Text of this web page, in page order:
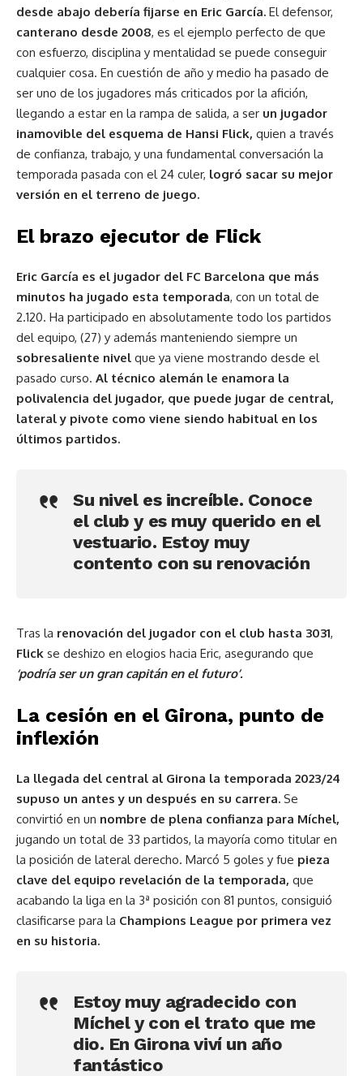
desde abajo debería fijarse en Eric García. El defensor,
canterano desde 2008, es el ejemplo perfecto de que
con esfuerzo, disciplina y mentalidad se puede conseguir
cualquier cosa. En cuestión de año y medio ha pasado de
ser uno de los jugadores más criticados por la afición,
llegando a estar en la rampa de salida, a ser un jugador
inamovible del esquema de Hansi Flick, quien a través
de confianza, trabajo, y una fundamental conversación la
temporada pasada con el 24 culer, logró sacar su mejor
versión en el terreno de juego.
El brazo ejecutor de Flick
Eric García es el jugador del FC Barcelona que más
minutos ha jugado esta temporada, con un total de
2.120. Ha participado en absolutamente todo los partidos
del equipo, (27) y además manteniendo siempre un
sobresaliente nivel que ya viene mostrando desde el
pasado curso. Al técnico alemán le enamora la
polivalencia del jugador, que puede jugar de central,
lateral y pivote como viene siendo habitual en los
últimos partidos.
Su nivel es increíble. Conoce
el club y es muy querido en el
vestuario. Estoy muy
contento con su renovación
Tras la renovación del jugador con el club hasta 3031,
Flick se deshizo en elogios hacia Eric, asegurando que
‘podría ser un gran capitán en el futuro’.
La cesión en el Girona, punto de
inflexión
La llegada del central al Girona la temporada 2023/24
supuso un antes y un después en su carrera. Se
convirtió en un nombre de plena confianza para Míchel,
jugando un total de 33 partidos, la mayoría como titular en
la posición de lateral derecho. Marcó 5 goles y fue pieza
clave del equipo revelación de la temporada, que
acabando la liga en la 3ª posición con 81 puntos, consiguió
clasificarse para la Champions League por primera vez
en su historia.
Estoy muy agradecido con
Míchel y con el trato que me
dio. En Girona viví un año
fantástico